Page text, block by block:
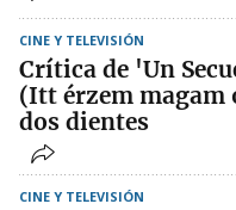
CINE Y TELEVISIÓN
Crítica de 'Un
(Itt érzem
dos dientes
CINE Y TELEVISIÓN